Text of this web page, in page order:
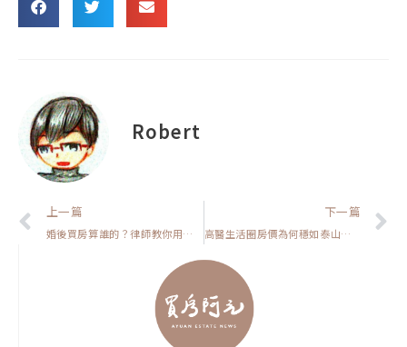
Robert
上一頁
上一篇
婚後買房算誰的？律師教你用這兩招，離婚也能保住千萬資產【房市保命符】
下一篇
高醫生活圈房價為何穩如泰山？你該考慮置產一間【高雄在地人閒聊】